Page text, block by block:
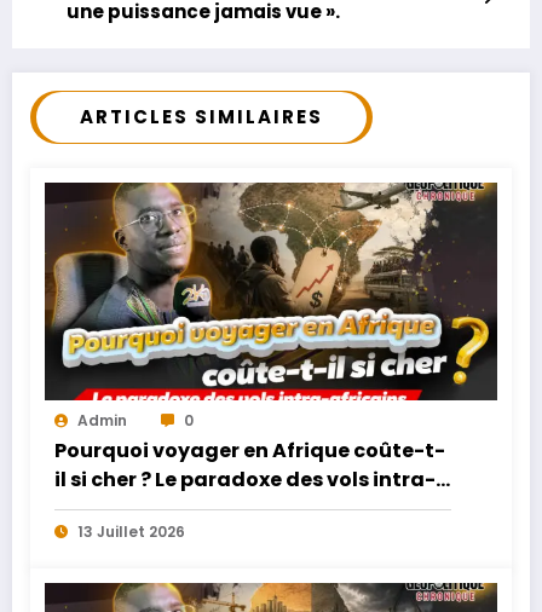
une puissance jamais vue ».
ARTICLES SIMILAIRES
Admin 0
Pourquoi voyager en Afrique coûte-t-
il si cher ? Le paradoxe des vols intra-
africains
13 Juillet 2026